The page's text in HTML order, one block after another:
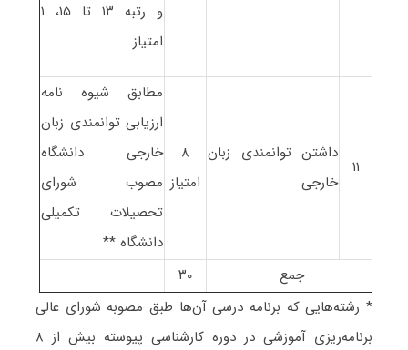
و رتبه ۱۳ تا ۱۵، ۱
امتیاز
۱۱
داشتن توانمندی زبان
خارجی
۸
امتیاز
مطابق شیوه نامه
ارزیابی توانمندی زبان
خارجی دانشگاه
مصوب شورای
تحصیلات تکمیلی
دانشگاه **
جمع
۳۰
* رشته‌هایی که برنامه درسی آن‌ها طبق مصوبه شورای عالی
برنامه‌ریزی آموزشی در دوره کارشناسی پیوسته بیش از ۸